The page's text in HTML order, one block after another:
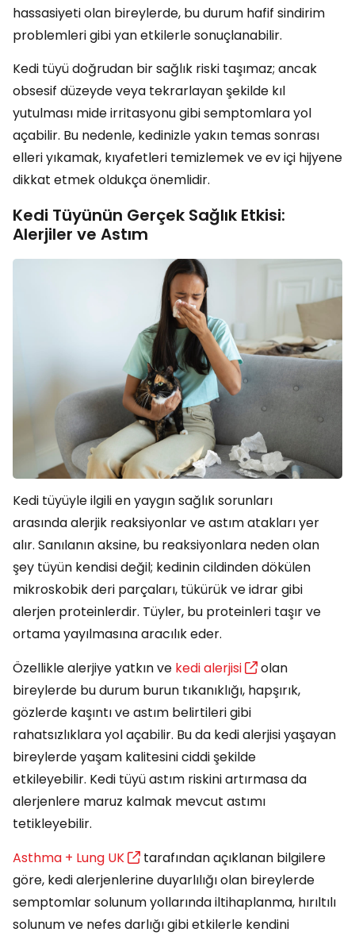
hassasiyeti olan bireylerde, bu durum hafif sindirim
problemleri gibi yan etkilerle sonuçlanabilir.
Kedi tüyü doğrudan bir sağlık riski taşımaz; ancak
obsesif düzeyde veya tekrarlayan şekilde kıl
yutulması mide irritasyonu gibi semptomlara yol
açabilir. Bu nedenle, kedinizle yakın temas sonrası
elleri yıkamak, kıyafetleri temizlemek ve ev içi hijyene
dikkat etmek oldukça önemlidir.
Kedi Tüyünün Gerçek Sağlık Etkisi:
Alerjiler ve Astım
Kedi tüyüyle ilgili en yaygın sağlık sorunları
arasında alerjik reaksiyonlar ve astım atakları yer
alır. Sanılanın aksine, bu reaksiyonlara neden olan
şey tüyün kendisi değil; kedinin cildinden dökülen
mikroskobik deri parçaları, tükürük ve idrar gibi
alerjen proteinlerdir. Tüyler, bu proteinleri taşır ve
ortama yayılmasına aracılık eder.
Özellikle alerjiye yatkın ve kedi alerjisi
olan
bireylerde bu durum burun tıkanıklığı, hapşırık,
gözlerde kaşıntı ve astım belirtileri gibi
rahatsızlıklara yol açabilir. Bu da kedi alerjisi yaşayan
bireylerde yaşam kalitesini ciddi şekilde
etkileyebilir. Kedi tüyü astım riskini artırmasa da
alerjenlere maruz kalmak mevcut astımı
tetikleyebilir.
Asthma + Lung UK
tarafından açıklanan bilgilere
göre, kedi alerjenlerine duyarlılığı olan bireylerde
semptomlar solunum yollarında iltihaplanma, hırıltılı
solunum ve nefes darlığı gibi etkilerle kendini